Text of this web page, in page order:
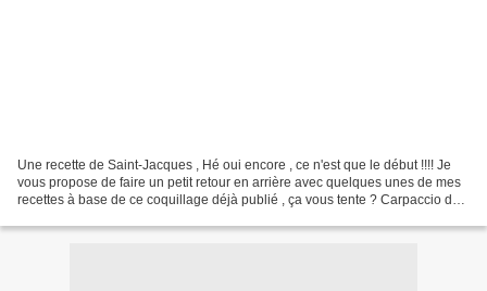
Une recette de Saint-Jacques , Hé oui encore , ce n'est que le début !!!! Je
vous propose de faire un petit retour en arrière avec quelques unes de mes
recettes à base de ce coquillage déjà publié , ça vous tente ? Carpaccio de